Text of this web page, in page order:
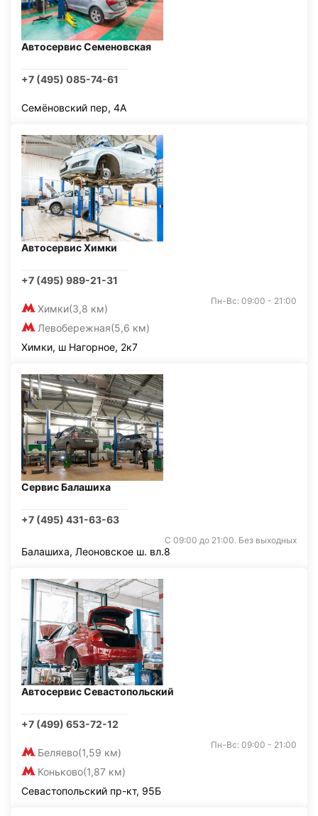
Автосервис Семеновская
+7 (495) 085-74-61
Семёновский пер, 4А
Автосервис Химки
+7 (495) 989-21-31
Химки(3,8 км)
Левобережная(5,6 км)
Пн-Вс: 09:00 - 21:00
Химки, ш Нагорное, 2к7
Сервис Балашиха
+7 (495) 431-63-63
С 09:00 до 21:00. Без выходных
Балашиха, Леоновское ш. вл.8
Автосервис Севастопольский
+7 (499) 653-72-12
Беляево(1,59 км)
Коньково(1,87 км)
Пн-Вс: 09:00 - 21:00
Севастопольский пр-кт, 95Б